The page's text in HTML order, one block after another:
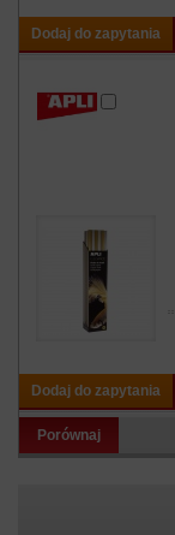
Dodaj do zapytania
Dodaj do zapytania
Porównaj